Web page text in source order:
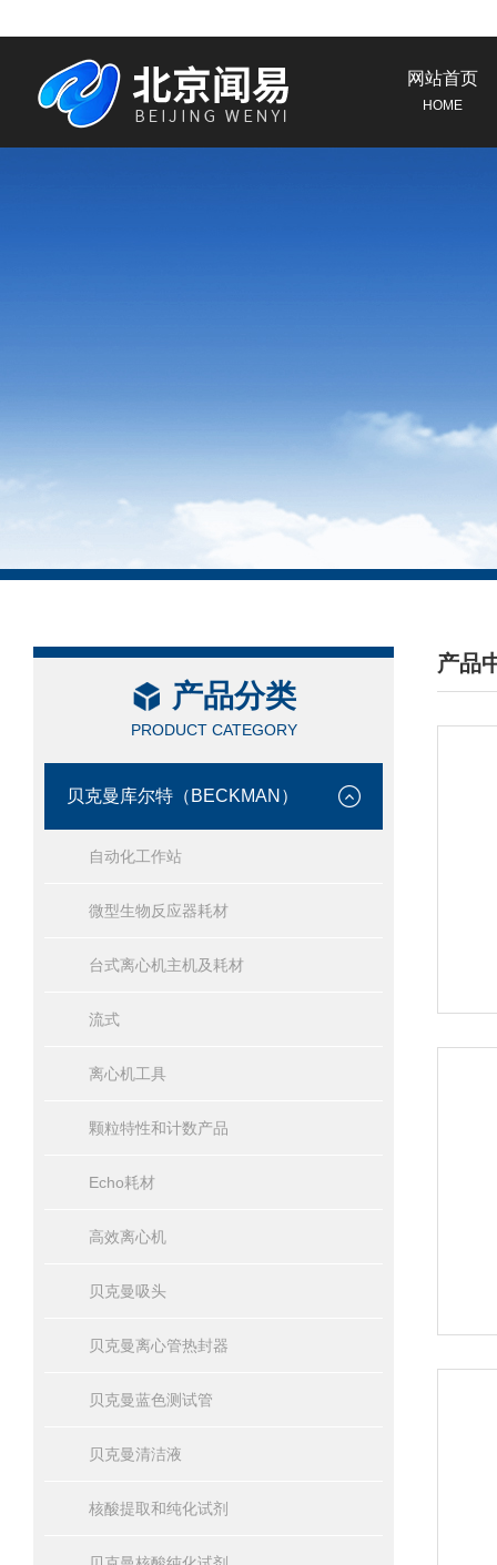
网站首页
HOME
产品分类
PRODUCT CATEGORY
贝克曼库尔特（BECKMAN）
自动化工作站
微型生物反应器耗材
台式离心机主机及耗材
流式
离心机工具
颗粒特性和计数产品
Echo耗材
高效离心机
贝克曼吸头
贝克曼离心管热封器
贝克曼蓝色测试管
贝克曼清洁液
核酸提取和纯化试剂
产品
/